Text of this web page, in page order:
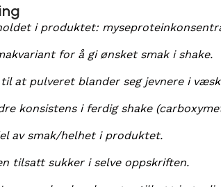
i produktet:
for å gi ønsket smak i shake.
at pulveret blander seg jevnere i
konsistens i ferdig shake
av smak/helhet i produktet.
tilsatt sukker i selve oppskriften.